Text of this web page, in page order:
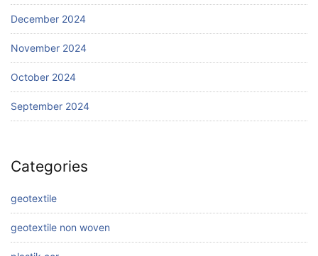
December 2024
November 2024
October 2024
September 2024
Categories
geotextile
geotextile non woven